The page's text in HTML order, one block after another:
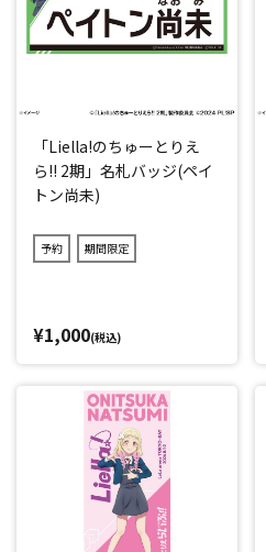
「Liella!のちゅーとりえ
ら!! 2期」名札バッジ(ペイ
トン尚未)
予約 期間限定
¥1,000(税込)